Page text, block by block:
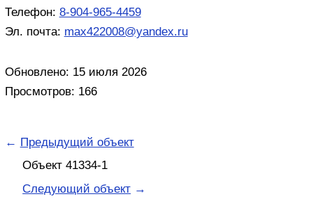
Телефон: 8-904-965-4459
Эл. почта: max422008@yandex.ru
Обновлено: 15 июля 2026
Просмотров: 166
← Предыдущий объект
Объект 41334-1
Следующий объект →